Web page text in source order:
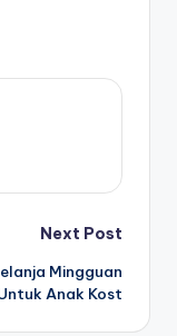
Next Post
Mingguan
Anak Kost